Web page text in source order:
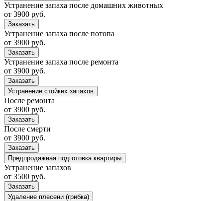
Устранение запаха после домашних животных
от 3900 руб.
Заказать
Устранение запаха после потопа
от 3900 руб.
Заказать
Устранение запаха после ремонта
от 3900 руб.
Заказать
Устранение стойких запахов
После ремонта
от 3900 руб.
Заказать
После смерти
от 3900 руб.
Заказать
Предпродажная подготовка квартиры
Устранение запахов
от 3500 руб.
Заказать
Удаление плесени (грибка)